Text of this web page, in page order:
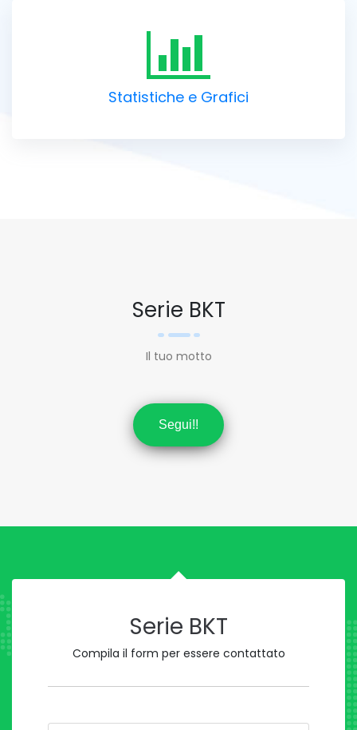
Statistiche e Grafici
Serie BKT
Il tuo motto
Segui!!
Serie BKT
Compila il form per essere contattato